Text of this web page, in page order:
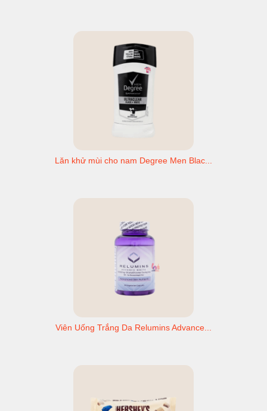
Lăn khử mùi cho nam Degree Men Blac...
Viên Uống Trắng Da Relumins Advance...